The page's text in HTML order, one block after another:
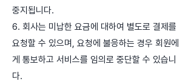
중지됩니다.
6. 회사는 미납한 요금에 대하여 별도로 결제를
요청할 수 있으며, 요청에 불응하는 경우 회원에
게 통보하고 서비스를 임의로 중단할 수 있습니
다.